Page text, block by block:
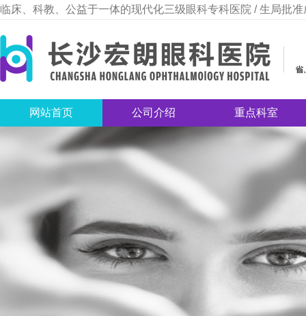
临床、科教、公益于一体的现代化三级眼科专科医院 / 生局批
网站首页 公司介绍 重点科室